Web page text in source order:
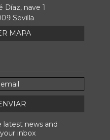
Díaz, nave 1
Sevilla
MAPA
latest news and
inbox